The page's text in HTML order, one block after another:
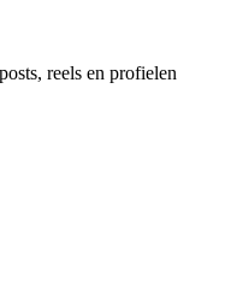
reels en profielen